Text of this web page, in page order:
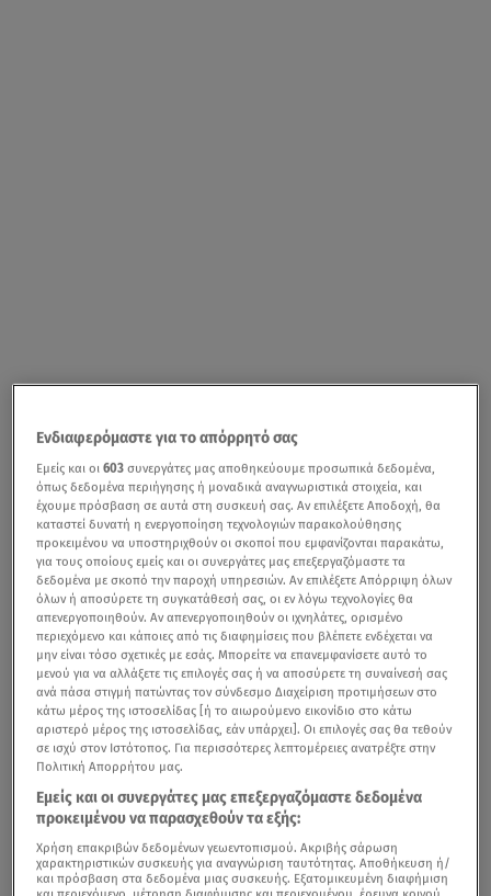
Ενδιαφερόμαστε για το απόρρητό σας
Εμείς και οι603 συνεργάτες μας αποθηκεύουμε προσωπικά δεδομένα,
όπως δεδομένα περιήγησης ή μοναδικά αναγνωριστικά στοιχεία, και
έχουμε πρόσβαση σε αυτά στη συσκευή σας. Αν επιλέξετε Αποδοχή, θα
καταστεί δυνατή η ενεργοποίηση τεχνολογιών παρακολούθησης
προκειμένου να υποστηριχθούν οι σκοποί που εμφανίζονται παρακάτω,
για τους οποίους εμείς και οι συνεργάτες μας επεξεργαζόμαστε τα
δεδομένα με σκοπό την παροχή υπηρεσιών. Αν επιλέξετε Απόρριψη όλων
όλων ή αποσύρετε τη συγκατάθεσή σας, οι εν λόγω τεχνολογίες θα
απενεργοποιηθούν. Αν απενεργοποιηθούν οι ιχνηλάτες, ορισμένο
περιεχόμενο και κάποιες από τις διαφημίσεις που βλέπετε ενδέχεται να
μην είναι τόσο σχετικές με εσάς. Μπορείτε να επανεμφανίσετε αυτό το
μενού για να αλλάξετε τις επιλογές σας ή να αποσύρετε τη συναίνεσή σας
ανά πάσα στιγμή πατώντας τον σύνδεσμο Διαχείριση προτιμήσεων στο
κάτω μέρος της ιστοσελίδας [ή το αιωρούμενο εικονίδιο στο κάτω
αριστερό μέρος της ιστοσελίδας, εάν υπάρχει]. Οι επιλογές σας θα τεθούν
σε ισχύ στον Ιστότοπος. Για περισσότερες λεπτομέρειες ανατρέξτε στην
Πολιτική Απορρήτου μας.
Εμείς και οι συνεργάτες μας επεξεργαζόμαστε δεδομένα
προκειμένου να παρασχεθούν τα εξής:
Χρήση επακριβών δεδομένων γεωεντοπισμού. Ακριβής σάρωση
χαρακτηριστικών συσκευής για αναγνώριση ταυτότητας. Αποθήκευση ή/
και πρόσβαση στα δεδομένα μιας συσκευής. Εξατομικευμένη διαφήμιση